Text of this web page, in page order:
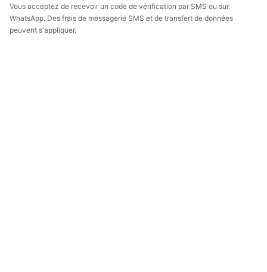
Vous acceptez de recevoir un code de vérification par SMS ou sur
WhatsApp. Des frais de messagerie SMS et de transfert de données
peuvent s'appliquer.